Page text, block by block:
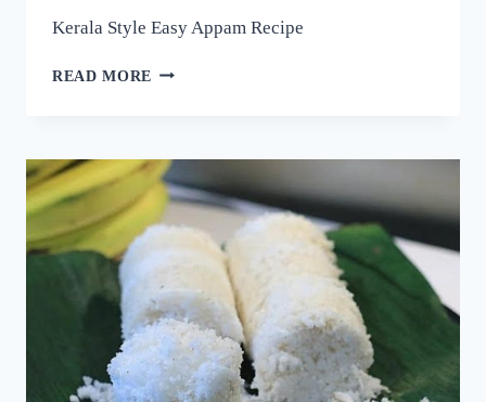
Kerala Style Easy Appam Recipe
READ MORE യീസ്റ്റ്
പഞ്ഞിപോലെ
സോഫ്റ്റ്
ആയ
പാലപ്പം
കിട്ടാൻ
ഇതുപോലെ
ഉണ്ടാക്കി
നോക്കൂ!!
|
KERALA
STYLE